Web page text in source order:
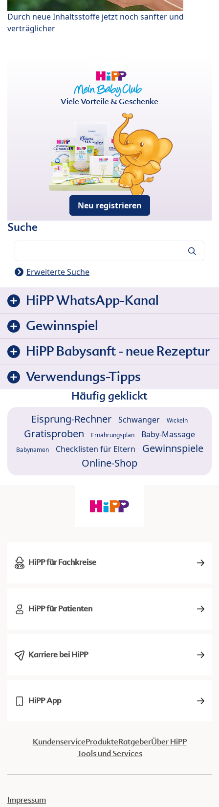
Durch neue Inhaltsstoffe jetzt noch sanfter und
verträglicher
Viele Vorteile & Geschenke
Neu registrieren
Suche
Erweiterte Suche
HiPP WhatsApp-Kanal
Gewinnspiel
HiPP Babysanft - neue Rezeptur
Verwendungs-Tipps
Häufig geklickt
Eisprung-Rechner Schwanger Wickeln
Gratisproben Ernährungsplan Baby-Massage
Babynamen Checklisten für Eltern
Gewinnspiele
Online-Shop
HiPP für Fachkreise
HiPP für Patienten
Karriere bei HiPP
HiPP App
KundenserviceProdukteRatgeberÜber HiPP
Tools und Services
Impressum